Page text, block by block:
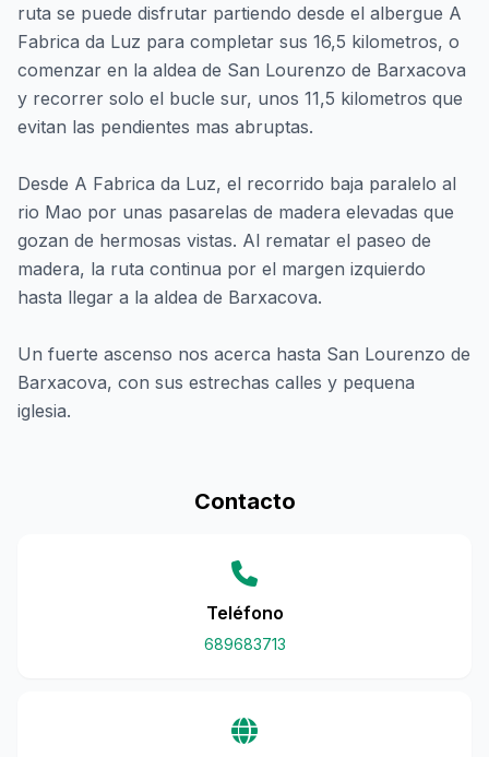
ruta se puede disfrutar partiendo desde el albergue A
Fabrica da Luz para completar sus 16,5 kilometros, o
comenzar en la aldea de San Lourenzo de Barxacova
y recorrer solo el bucle sur, unos 11,5 kilometros que
evitan las pendientes mas abruptas.
Desde A Fabrica da Luz, el recorrido baja paralelo al
rio Mao por unas pasarelas de madera elevadas que
gozan de hermosas vistas. Al rematar el paseo de
madera, la ruta continua por el margen izquierdo
hasta llegar a la aldea de Barxacova.
Un fuerte ascenso nos acerca hasta San Lourenzo de
Barxacova, con sus estrechas calles y pequena
iglesia.
Contacto
Teléfono
689683713